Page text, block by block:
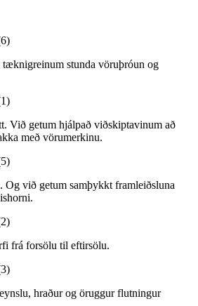
tæknigreinum stunda vöruþróun og
Við getum hjálpað viðskiptavinum að
með vörumerkinu.
Og við getum samþykkt framleiðsluna
frá forsölu til eftirsölu.
hraður og öruggur flutningur